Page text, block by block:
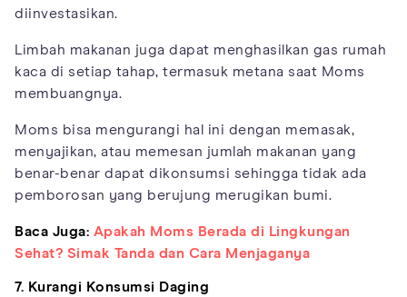
diinvestasikan.
Limbah makanan juga dapat menghasilkan gas rumah
kaca di setiap tahap, termasuk metana saat Moms
membuangnya.
Moms bisa mengurangi hal ini dengan memasak,
menyajikan, atau memesan jumlah makanan yang
benar-benar dapat dikonsumsi sehingga tidak ada
pemborosan yang berujung merugikan bumi.
Baca Juga: Apakah Moms Berada di Lingkungan
Sehat? Simak Tanda dan Cara Menjaganya
7. Kurangi Konsumsi Daging